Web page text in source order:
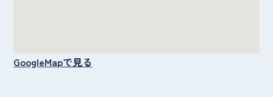
GoogleMapで見る